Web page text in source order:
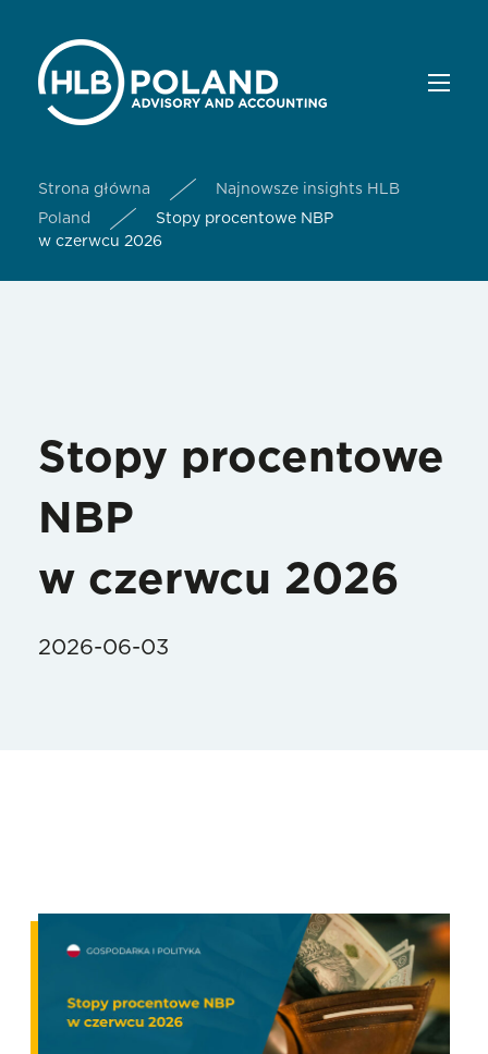
Strona główna
Najnowsze insights HLB
Poland
Stopy procentowe NBP
w czerwcu 2026
Stopy procentowe
NBP
w czerwcu 2026
2026-06-03